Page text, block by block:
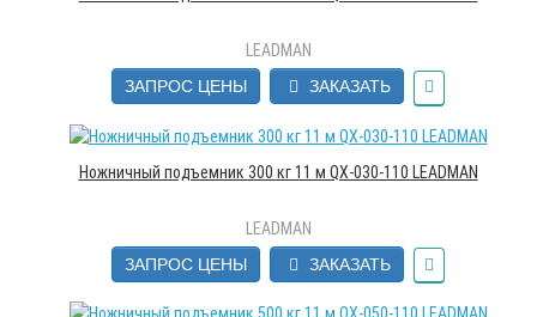
LEADMAN
ЗАПРОС ЦЕНЫ
ЗАКАЗАТЬ
Ножничный подъемник 300 кг 11 м QX-030-110 LEADMAN
LEADMAN
ЗАПРОС ЦЕНЫ
ЗАКАЗАТЬ